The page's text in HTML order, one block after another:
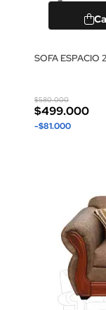
SOFA ESPACIO
$580.000
-$81.000
$499.000